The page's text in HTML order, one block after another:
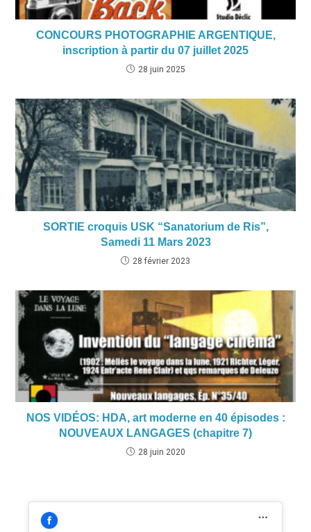
CONCOURS PHOTOGRAPHIE ARGENTIQUE,
inscription à partir du 07 juillet 2025
28 juin 2025
SORTIE croquis USK “Sanatorium de Ris”,
Samedi 11 Mars 2023
28 février 2023
NOS VIDÉOS: HDA, art moderne en 40 épisodes :
NOUVEAUX LANGAGES (chapitre 7)
28 juin 2020